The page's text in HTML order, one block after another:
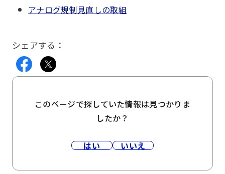
アナログ規制見直しの取組
シェアする：
このページで探していた情報は見つかりま
したか？
はい いいえ